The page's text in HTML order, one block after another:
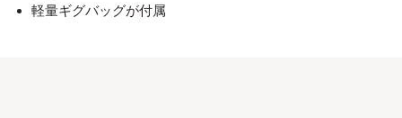
軽量ギグバッグが付属